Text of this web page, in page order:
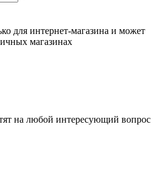
для интернет-магазина и может
магазинах
на любой интересующий вопрос